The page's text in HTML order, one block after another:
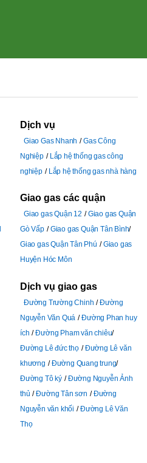
Dịch vụ
Giao Gas Nhanh
Gas Công
Nghiệp
Lắp hệ thống gas công
nghiệp
Lắp hệ thống gas nhà hàng
Giao gas các quận
Giao gas Quận 12
Giao gas Quận
Gò Vấp
Giao gas Quận Tân Bình
Giao gas Quận Tân Phú
Giao gas
Huyện Hóc Môn
Dịch vụ giao gas
Đường Trường Chinh
Đường
Nguyễn Văn Quá
Đường Phan huy
ích
Đường Pham văn chiêu
Đường Lê đức thọ
Đường Lê văn
khương
Đường Quang trung
Đường Tô ký
Đường Nguyễn Ảnh
thủ
Đường Tân sơn
Đường
Nguyễn văn khối
Đường Lê Văn
Thọ